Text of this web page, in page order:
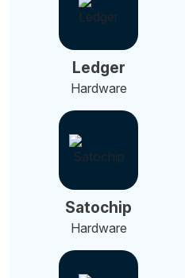
Ledger
Hardware
Satochip
Hardware